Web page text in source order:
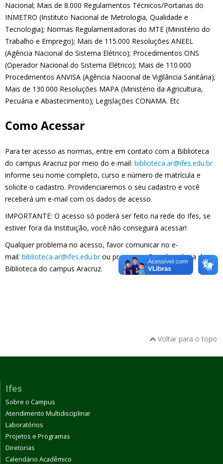
Nacional; Mais de 8.000 Regulamentos Técnicos/Portarias do
INMETRO (Instituto Nacional de Metrologia, Qualidade e
Tecnologia); Normas Regulamentadoras do MTE (Ministério do
Trabalho e Emprego); Mais de 115.000 Resoluções ANEEL
(Agência Nacional do Sistema Elétrico); Procedimentos ONS
(Operador Nacional do Sistema Elétrico); Mais de 110.000
Procedimentos ANVISA (Agência Nacional de Vigilância Sanitária);
Mais de 130.000 Resoluções MAPA (Ministério da Agricultura,
Pecuária e Abastecimento); Legislações CONAMA. Etc
Como Acessar
Para ter acesso as normas, entre em contato com a Biblioteca
do campus Aracruz por meio do e-mail: biblioteca.ar@ifes.edu.br
informe seu nome completo, curso e número de matrícula e
solicite o cadastro. Providenciaremos o seu cadastro e você
receberá um e-mail com os dados de acesso.
IMPORTANTE: O acesso só poderá ser feito na rede do Ifes, se
estiver fora da Instituição, você não conseguirá acessar!
Qualquer problema no acesso, favor comunicar no e-
mail: biblioteca.ar@ifes.edu.brou procurar a Coordenadoria de
Biblioteca do campus Aracruz.
Voltar para o topo
Ifes
Sobre o Campus
Atendimento Multidisciplinar
Laboratórios
Projetos e Programas
Diretorias
Calendário Acadêmico